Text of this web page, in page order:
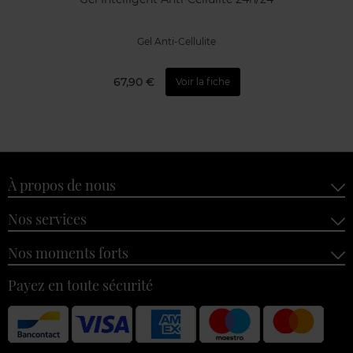
Gel Anti-Cellulite
67,90 € Voir la fiche
À propos de nous
Nos services
Nos moments forts
Payez en toute sécurité